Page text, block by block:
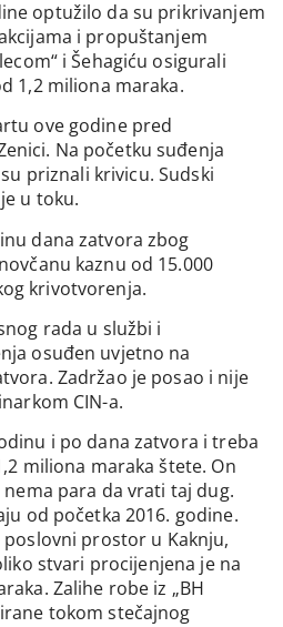
optužilo da su prikrivanjem
i propuštanjem
i Šehagiću osigurali
1,2 miliona maraka.
ove godine pred
Na početku suđenja
priznali krivicu. Sudski
u toku.
dana zatvora zbog
kaznu od 15.000
krivotvorenja.
rada u službi i
osuđen uvjetno na
Zadržao je posao i nije
CIN-a.
i po dana zatvora i treba
miliona maraka štete. On
para da vrati taj dug.
od početka 2016. godine.
prostor u Kaknju,
stvari procijenjena je na
Zalihe robe iz „BH
tokom stečajnog